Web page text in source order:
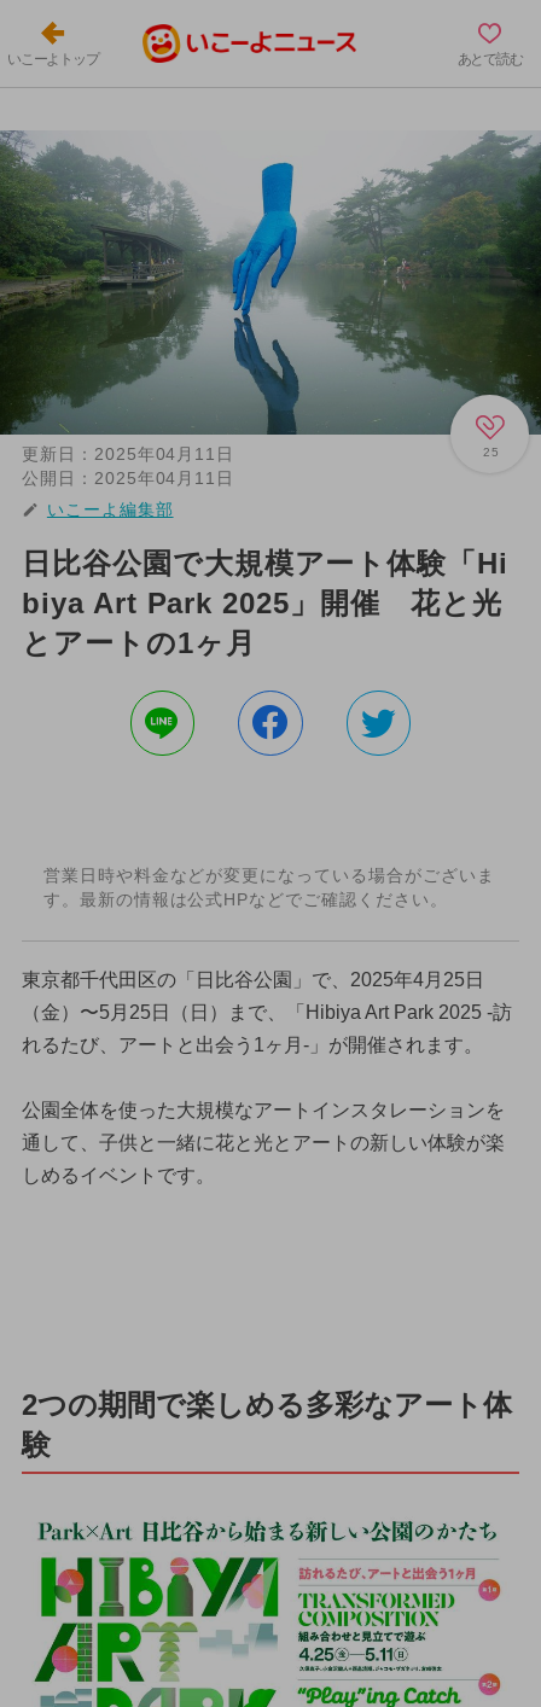
いこーよトップ あとで読む
25
更新日： 2025年04月11日
公開日： 2025年04月11日
いこーよ編集部
日比谷公園で大規模アート体験「Hi
biya Art Park 2025」開催 花と光
とアートの1ヶ月
営業日時や料金などが変更になっている場合がございま
す。最新の情報は公式HPなどでご確認ください。
東京都千代田区の「日比谷公園」で、2025年4月25日
（金）〜5月25日（日）まで、「Hibiya Art Park 2025 -訪
れるたび、アートと出会う1ヶ月-」が開催されます。
公園全体を使った大規模なアートインスタレーションを
通して、子供と一緒に花と光とアートの新しい体験が楽
しめるイベントです。
2つの期間で楽しめる多彩なアート体
験